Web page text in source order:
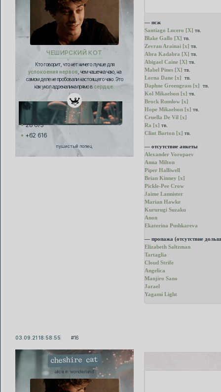
ЧЕШИРСКИЙ КОТ
Кто говорит, что нет ничего лучше для
успокоения нервов , чем чашечка чаю, на
самом деле не пробовали настоящего чаю. Это
как укол адреналина прямо в сердце.
28 675
+62 616
пушистый попец
— псж
Santiago Lucero [X] тв.
Blake Gallo [X] тв.
Zevran Arainai [x] тв.
Abra Kadabra [X] тв.
Abigael Caine [X] тв.
Mabel Pines [X] тв.
Lorna Dane [x] тв.
Daphne Greengrass [x] тв.
Kol Mikaelson [x] тв.
Brock Rumlow [x]
Hope Mikaelson [x] тв.
Cruella De Vil [x]
Ra [x] тв.
Clint Barton [x] тв.
— отсутствие анкеты
Alexander Voropaev
Anna Milton
Piper Halliwell
Brian Kinney [x]
Pickle-Pee Crow
Jaime Lannister
Marian Hawke
Kururugi Suzaku
Anon
Ekaterina Pushkareva
— пропажа (отсутствие
Elizabeth Saltzman
Tartaglia
Cloud Strife
Angelica
Manjiro Sano
Jarael
Yagami Light
16
03.09.21 18:58:55
cheshire cat
alice in wonderland